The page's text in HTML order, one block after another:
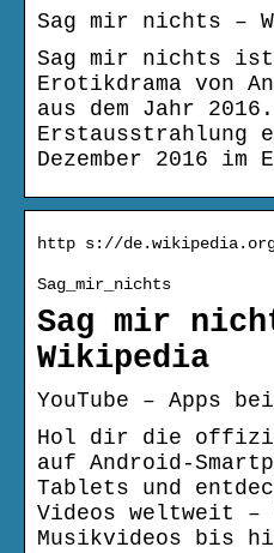
Sag mir nichts –
Sag mir nichts ist
Erotikdrama von
aus dem Jahr
Erstausstrahlung
Dezember 2016 im
http s://
Sag_mir_nichts
Sag mir
Wikipedia
YouTube – Apps
Hol dir die
auf Android-
Tablets und
Videos weltweit –
Musikvideos bis